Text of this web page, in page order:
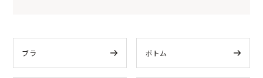
ブラ ボトム